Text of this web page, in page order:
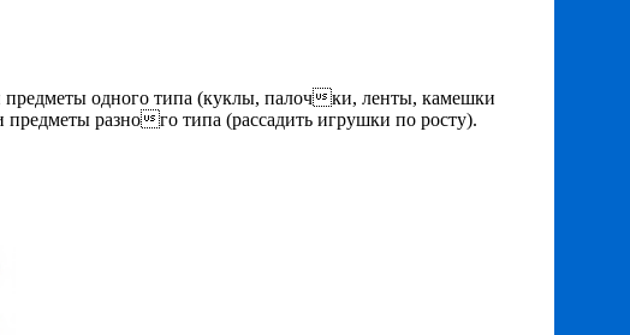
одного типа (куклы, палочки, ленты, камешки
разного типа (рассадить игрушки по росту).